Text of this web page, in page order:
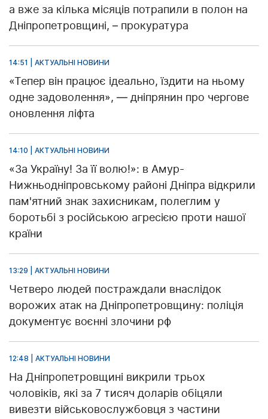
а вже за кілька місяців потрапили в полон на
Дніпропетровщині, – прокуратура
14:51 | АКТУАЛЬНІ НОВИНИ
«Тепер він працює ідеально, їздити на ньому
одне задоволення», — дніпрянин про чергове
оновлення ліфта
14:10 | АКТУАЛЬНІ НОВИНИ
«За Україну! За її волю!»: в Амур-
Нижньодніпровському районі Дніпра відкрили
пам'ятний знак захисникам, полеглим у
боротьбі з російською агресією проти нашої
країни
13:29 | АКТУАЛЬНІ НОВИНИ
Четверо людей постраждали внаслідок
ворожих атак на Дніпропетровщину: поліція
документує воєнні злочини рф
12:48 | АКТУАЛЬНІ НОВИНИ
На Дніпропетровщині викрили трьох
чоловіків, які за 7 тисяч доларів обіцяли
вивезти військовослужбовця з частини